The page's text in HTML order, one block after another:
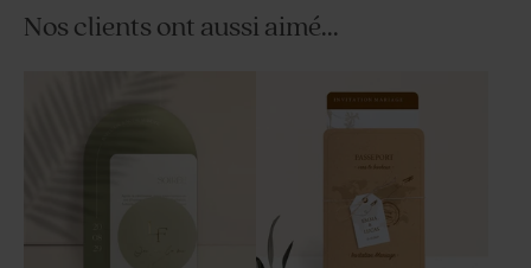
mariage cloche dorée
Nos clients ont aussi aimé...